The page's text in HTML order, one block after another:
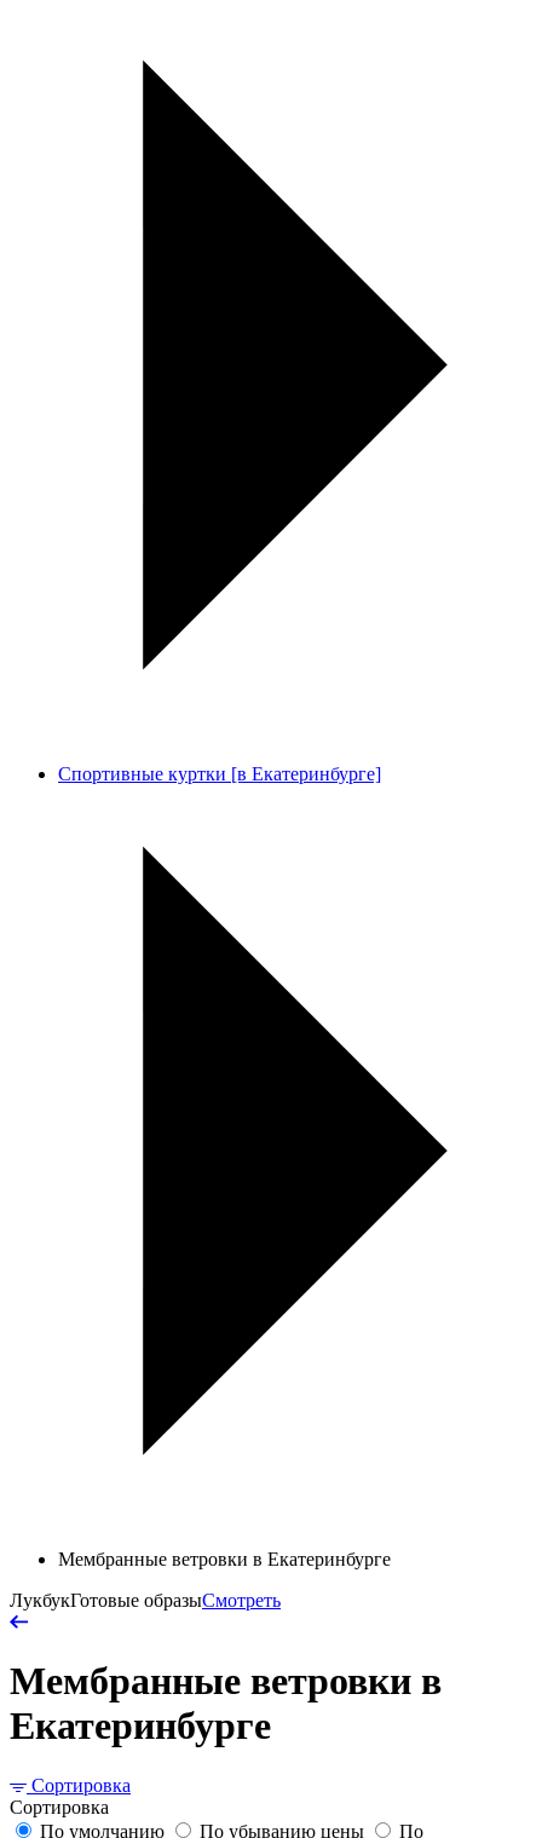
Спортивные куртки [в Екатеринбурге]
Мембранные ветровки в Екатеринбурге
ЛукбукГотовые образыСмотреть
Мембранные ветровки в
Екатеринбурге
Сортировка
Сортировка
По умолчанию
По убыванию цены По